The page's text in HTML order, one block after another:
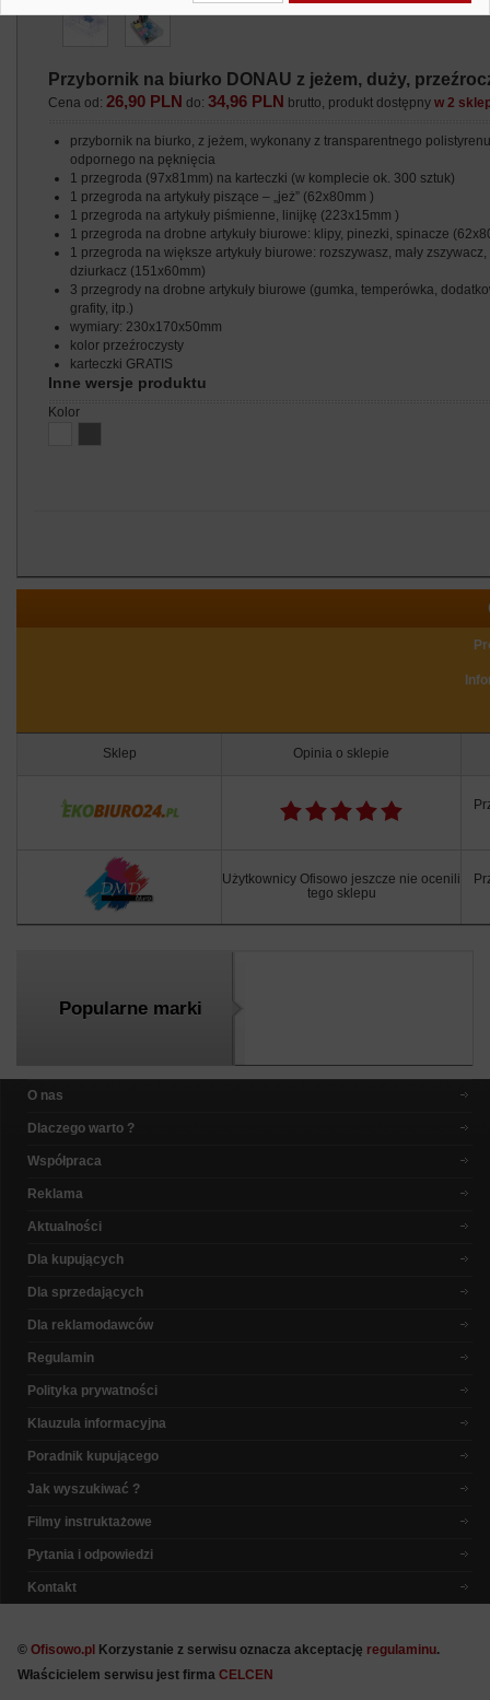
Przybornik na biurko DONAU z jeżem, duży,
Cena od:26,90 PLN do:34,96 PLN brutto, produkt dostępnyw 2
przybornik na biurko, z jeżem, wykonany z transparentnego
odpornego na pęknięcia
1 przegroda (97x81mm) na karteczki (w komplecie ok. 300 sztuk)
1 przegroda na artykuły piszące – „jeż” (62x80mm )
1 przegroda na artykuły piśmienne, linijkę (223x15mm )
1 przegroda na drobne artykuły biurowe: klipy, pinezki, spinacze
1 przegroda na większe artykuły biurowe: rozszywasz, mały zszywacz,
dziurkacz (151x60mm)
3 przegrody na drobne artykuły biurowe (gumka, temperówka,
grafity, itp.)
wymiary: 230x170x50mm
kolor przeźroczysty
karteczki GRATIS
Inne wersje produktu
kolor
Sklep Opinia o sklepie
Użytkownicy Ofisowo jeszcze nie ocenili
tego sklepu
Popularne marki
O nas
Dlaczego warto ?
Współpraca
Reklama
Aktualności
Dla kupujących
Dla sprzedających
Dla reklamodawców
Regulamin
Polityka prywatności
Klauzula informacyjna
Poradnik kupującego
Jak wyszukiwać ?
Filmy instruktażowe
Pytania i odpowiedzi
Kontakt
© Ofisowo.pl Korzystanie z serwisu oznacza akceptację regulaminu.
Właścicielem serwisu jest firma CELCEN
Polityka prywatności (rozwiń)
Lista Zaufanych Partnerów (rozwiń)